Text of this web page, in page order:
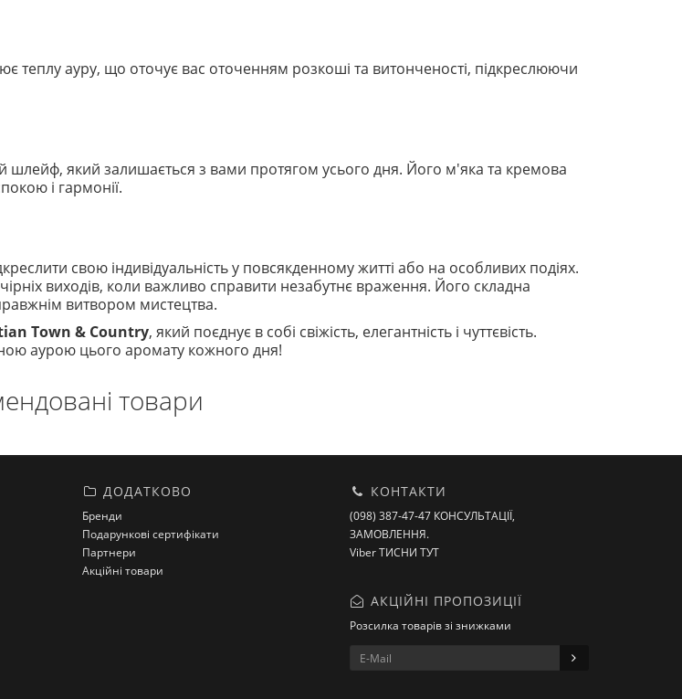
теплу ауру, що оточує вас оточенням розкоші та витонченості, підкреслюючи
шлейф, який залишається з вами протягом усього дня. Його м'яка та кремова
і гармонії.
свою індивідуальність у повсякденному житті або на особливих подіях.
виходів, коли важливо справити незабутнє враження. Його складна
витвором мистецтва.
Town & Country, який поєднує в собі свіжість, елегантність і чуттєвість.
аурою цього аромату кожного дня!
товари
ДОДАТКОВО
Бренди
Подарункові сертифікати
Партнери
Акційні товари
КОНТАКТИ
(098) 387-47-47 КОНСУЛЬТАЦІЇ,
ЗАМОВЛЕННЯ.
Viber ТИСНИ ТУТ
АКЦІЙНІ ПРОПОЗИЦІЇ
Розсилка товарів зі знижками